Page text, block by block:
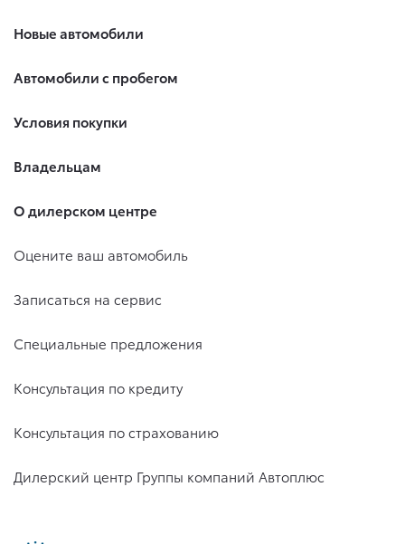
Новые автомобили
Автомобили с пробегом
Условия покупки
Владельцам
О дилерском центре
Оцените ваш автомобиль
Записаться на сервис
Специальные предложения
Консультация по кредиту
Консультация по страхованию
Дилерский центр Группы компаний Автоплюс